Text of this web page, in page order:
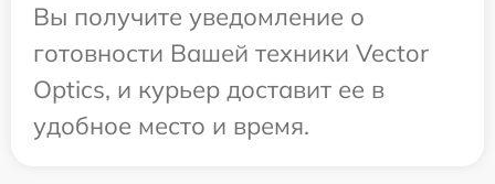
Вы получите уведомление о
готовности Вашей техники Vector
Optics, и курьер доставит ее в
удобное место и время.